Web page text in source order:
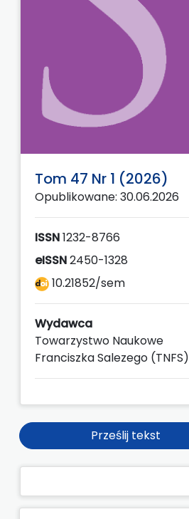
Tom 47 Nr 1 (2026)
Opublikowane: 30.06.2026
ISSN1232-8766
eISSN2450-1328
10.21852/sem
Wydawca
Towarzystwo Naukowe
Franciszka Salezego (TNFS)
Prześlij tekst